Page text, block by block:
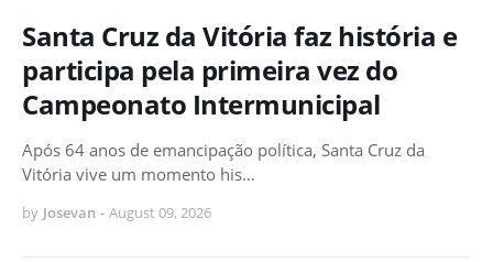
Santa Cruz da Vitória faz história e
participa pela primeira vez do
Campeonato Intermunicipal
Após 64 anos de emancipação política, Santa Cruz da
Vitória vive um momento his…
by Josevan - August 09, 2026